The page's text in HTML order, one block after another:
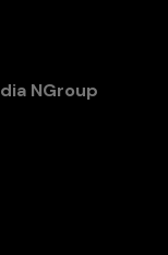
NGroup